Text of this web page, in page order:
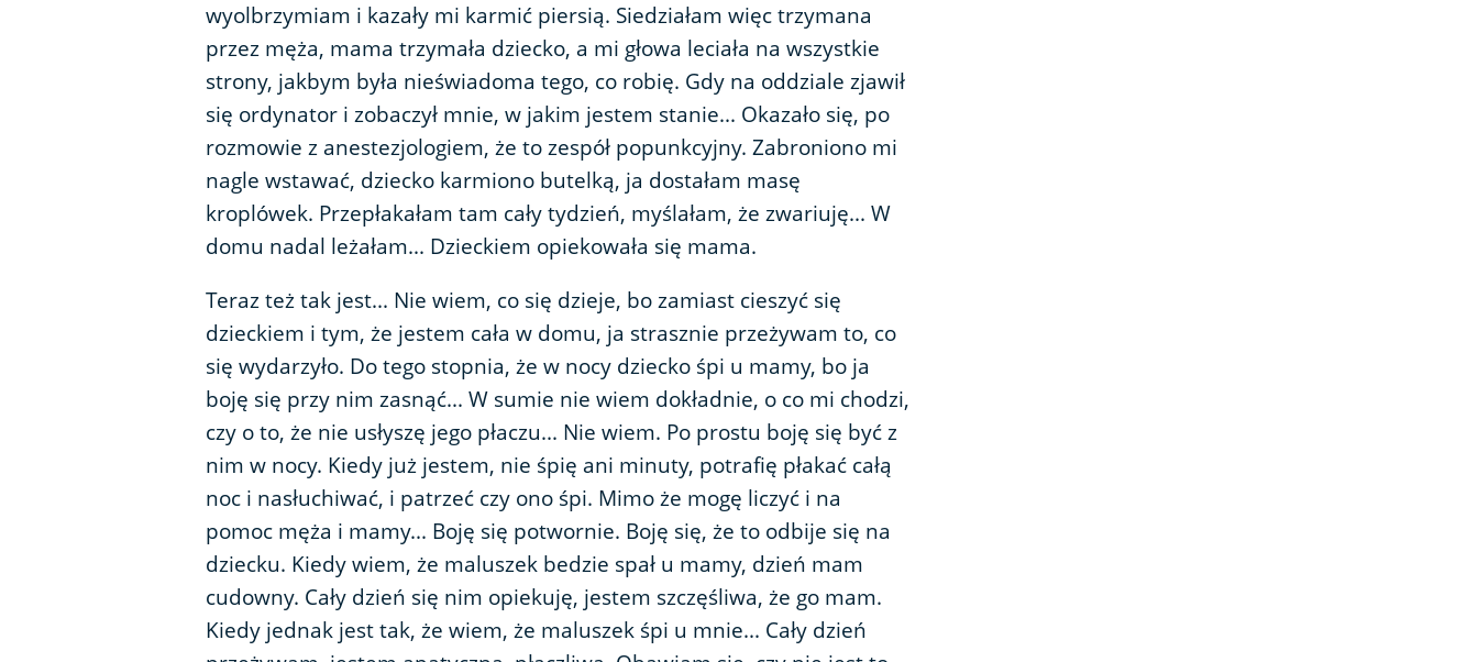
wyolbrzymiam i kazały mi karmić piersią. Siedziałam więc trzymana
przez męża, mama trzymała dziecko, a mi głowa leciała na wszystkie
strony, jakbym była nieświadoma tego, co robię. Gdy na oddziale zjawił
się ordynator i zobaczył mnie, w jakim jestem stanie... Okazało się, po
rozmowie z anestezjologiem, że to zespół popunkcyjny. Zabroniono mi
nagle wstawać, dziecko karmiono butelką, ja dostałam masę
kroplówek. Przepłakałam tam cały tydzień, myślałam, że zwariuję... W
domu nadal leżałam... Dzieckiem opiekowała się mama.
Teraz też tak jest... Nie wiem, co się dzieje, bo zamiast cieszyć się
dzieckiem i tym, że jestem cała w domu, ja strasznie przeżywam to, co
się wydarzyło. Do tego stopnia, że w nocy dziecko śpi u mamy, bo ja
boję się przy nim zasnąć... W sumie nie wiem dokładnie, o co mi chodzi,
czy o to, że nie usłyszę jego płaczu... Nie wiem. Po prostu boję się być z
nim w nocy. Kiedy już jestem, nie śpię ani minuty, potrafię płakać całą
noc i nasłuchiwać, i patrzeć czy ono śpi. Mimo że mogę liczyć i na
pomoc męża i mamy... Boję się potwornie. Boję się, że to odbije się na
dziecku. Kiedy wiem, że maluszek bedzie spał u mamy, dzień mam
cudowny. Cały dzień się nim opiekuję, jestem szczęśliwa, że go mam.
Kiedy jednak jest tak, że wiem, że maluszek śpi u mnie... Cały dzień